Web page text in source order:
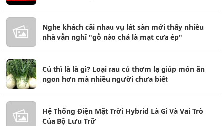
Nghe khách cãi nhau vụ lát sàn mới thấy nhiều
nhà vẫn nghĩ "gỗ nào chả là mạt cưa ép"
Củ thì là là gì? Loại rau củ thơm lạ giúp món ăn
ngon hơn mà nhiều người chưa biết
Hệ Thống Điện Mặt Trời Hybrid Là Gì Và Vai Trò
Của Bộ Lưu Trữ